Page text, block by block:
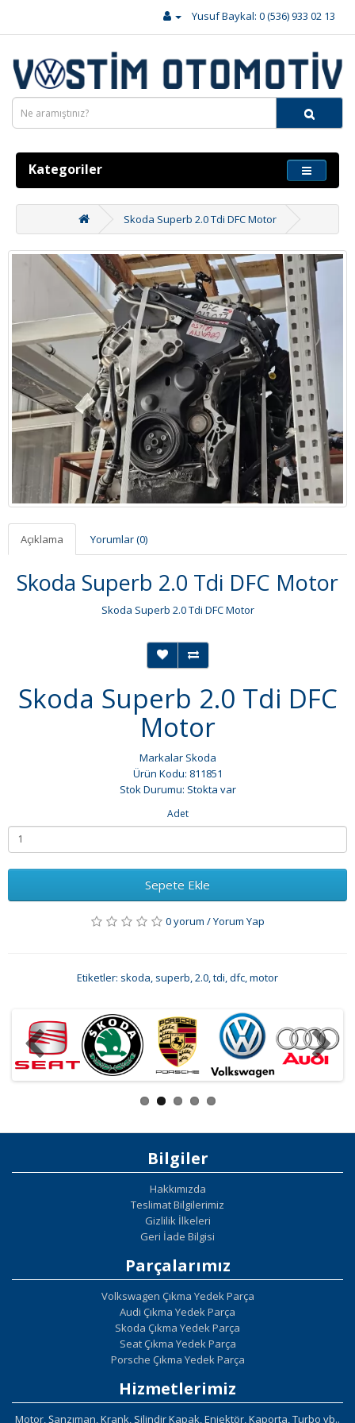
Yusuf Baykal: 0 (536) 933 02 13
Kategoriler
Skoda Superb 2.0 Tdi DFC Motor
Açıklama Yorumlar (0)
Skoda Superb 2.0 Tdi DFC Motor
Skoda Superb 2.0 Tdi DFC Motor
Skoda Superb 2.0 Tdi DFC
Motor
Markalar Skoda
Ürün Kodu: 811851
Stok Durumu: Stokta var
Adet
Sepete Ekle
0 yorum /Yorum Yap
Etiketler: skoda, superb,2.0,tdi,dfc,motor
Bilgiler
Hakkımızda
Teslimat Bilgilerimiz
Gizlilik İlkeleri
Geri İade Bilgisi
Parçalarımız
Volkswagen Çıkma Yedek Parça
Audi Çıkma Yedek Parça
Skoda Çıkma Yedek Parça
Seat Çıkma Yedek Parça
Porsche Çıkma Yedek Parça
Hizmetlerimiz
Motor, Şanzıman, Krank, Silindir Kapak, Enjektör, Kaporta, Turbo vb..